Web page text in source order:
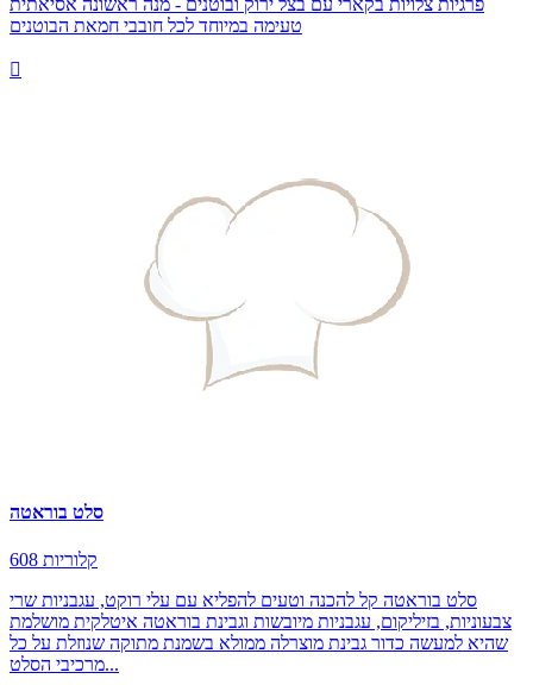
פרגיות צלויות בקארי עם בצל ירוק ובוטנים - מנה ראשונה אסיאתית
טעימה במיוחד לכל חובבי חמאת הבוטנים

סלט בוראטה
608 קלוריות
סלט בוראטה קל להכנה וטעים להפליא עם עלי רוקט, עגבניות שרי
צבעוניות, בזיליקום, עגבניות מיובשות וגבינת בוראטה איטלקית מושלמת
שהיא למעשה כדור גבינת מוצרלה ממולא בשמנת מתוקה שנוזלת על כל
מרכיבי הסלט...